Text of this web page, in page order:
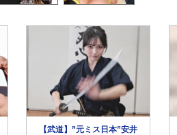
【武道】”元ミス日本”安井